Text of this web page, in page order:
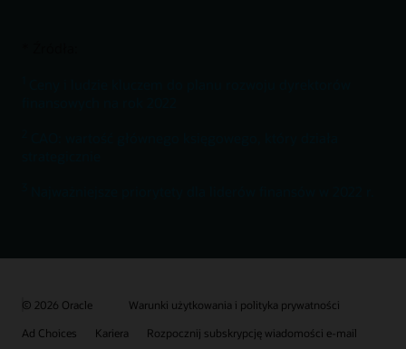
© 2026 Oracle
Warunki użytkowania i polityka prywatności
Ad Choices
Kariera Rozpocznij subskrypcję wiadomości e-mail